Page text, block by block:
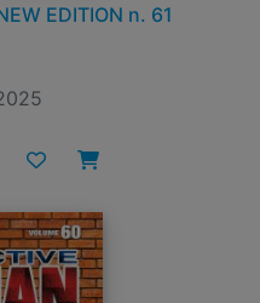
EDITION n. 61